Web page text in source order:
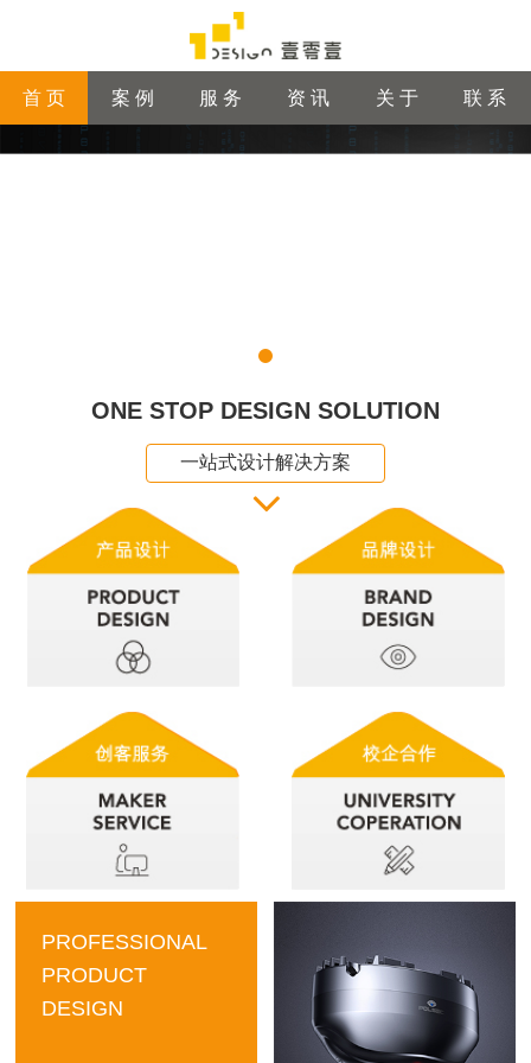
首 页 案 例 服 务 资 讯 关 于 联 系
ONE STOP DESIGN SOLUTION
一站式设计解决方案
PROFESSIONAL
PRODUCT
DESIGN